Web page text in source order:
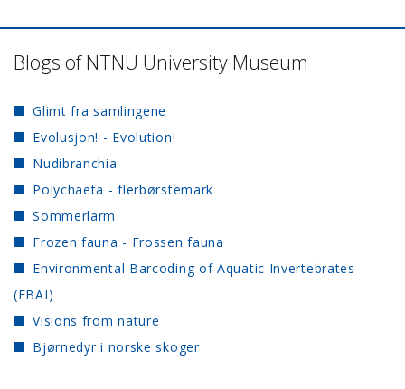
Blogs of NTNU University Museum
Glimt fra samlingene
Evolusjon! - Evolution!
Nudibranchia
Polychaeta - flerbørstemark
Sommerlarm
Frozen fauna - Frossen fauna
Environmental Barcoding of Aquatic Invertebrates
(EBAI)
Visions from nature
Bjørnedyr i norske skoger